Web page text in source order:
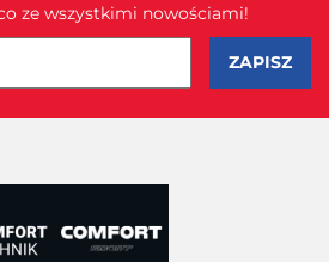
ze wszystkimi nowościami!